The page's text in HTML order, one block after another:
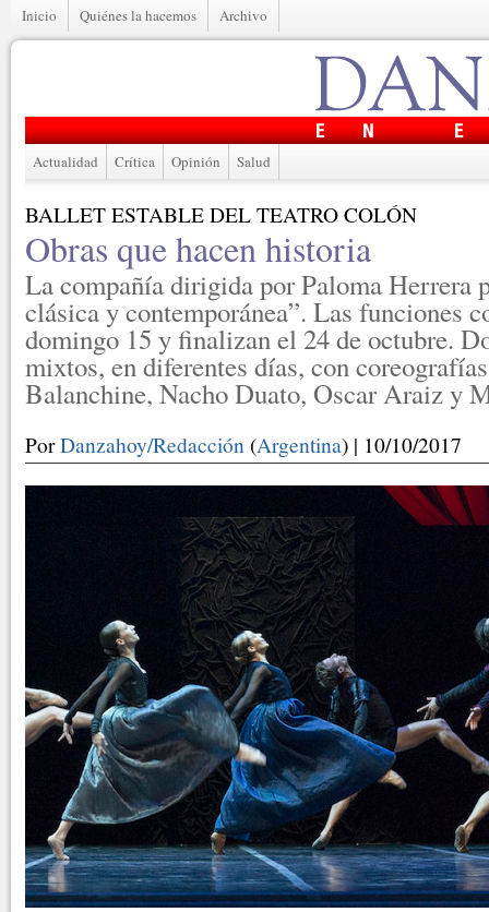
Inicio Quiénes la hacemos Archivo
Actualidad Crítica Opinión Salud
BALLET ESTABLE DEL TEATRO COLÓN
Obras que hacen historia
La compañía dirigida por Paloma Herrera
clásica y contemporánea”. Las funciones
domingo 15 y finalizan el 24 de octubre.
mixtos, en diferentes días, con
Balanchine, Nacho Duato, Oscar Araiz y
PorDanzahoy/Redacción (Argentina) | 10/10/2017